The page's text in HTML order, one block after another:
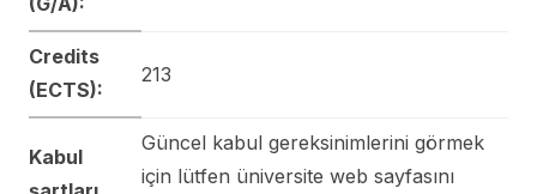
Credits
(ECTS):
213
Kabul
Güncel kabul gereksinimlerini görmek
için lütfen üniversite web sayfasını